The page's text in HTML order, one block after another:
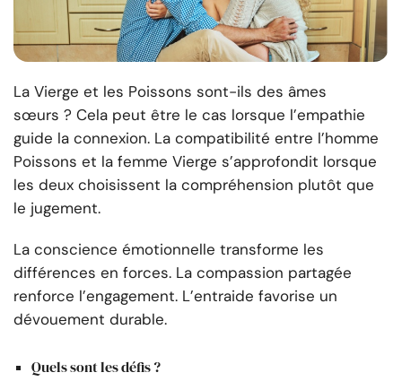
La Vierge et les Poissons sont-ils des âmes
sœurs ? Cela peut être le cas lorsque l’empathie
guide la connexion. La compatibilité entre l’homme
Poissons et la femme Vierge s’approfondit lorsque
les deux choisissent la compréhension plutôt que
le jugement.
La conscience émotionnelle transforme les
différences en forces. La compassion partagée
renforce l’engagement. L’entraide favorise un
dévouement durable.
Quels sont les défis ?